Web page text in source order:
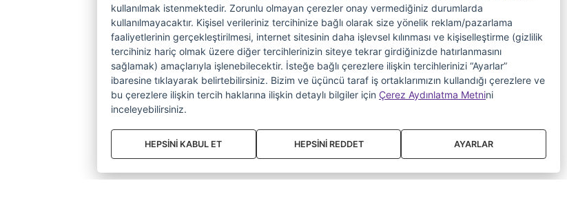
kullanılmak istenmektedir. Zorunlu olmayan çerezler onay vermediğiniz durumlarda
kullanılmayacaktır. Kişisel verileriniz tercihinize bağlı olarak size yönelik reklam/pazarlama
faaliyetlerinin gerçekleştirilmesi, internet sitesinin daha işlevsel kılınması ve kişiselleştirme (gizlilik
tercihiniz hariç olmak üzere diğer tercihlerinizin siteye tekrar girdiğinizde hatırlanmasını
sağlamak) amaçlarıyla işlenebilecektir. İsteğe bağlı çerezlere ilişkin tercihlerinizi “Ayarlar”
ibaresine tıklayarak belirtebilirsiniz. Bizim ve üçüncü taraf iş ortaklarımızın kullandığı çerezlere ve
bu çerezlere ilişkin tercih haklarına ilişkin detaylı bilgiler için Çerez Aydınlatma Metnini
inceleyebilirsiniz.
HEPSİNİ KABUL ET HEPSİNİ REDDET AYARLAR